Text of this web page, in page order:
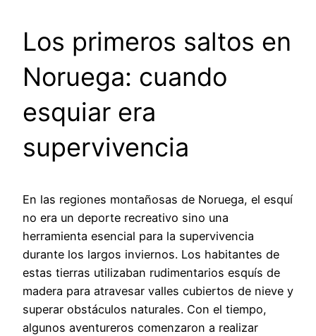
Los primeros saltos en
Noruega: cuando
esquiar era
supervivencia
En las regiones montañosas de Noruega, el esquí
no era un deporte recreativo sino una
herramienta esencial para la supervivencia
durante los largos inviernos. Los habitantes de
estas tierras utilizaban rudimentarios esquís de
madera para atravesar valles cubiertos de nieve y
superar obstáculos naturales. Con el tiempo,
algunos aventureros comenzaron a realizar